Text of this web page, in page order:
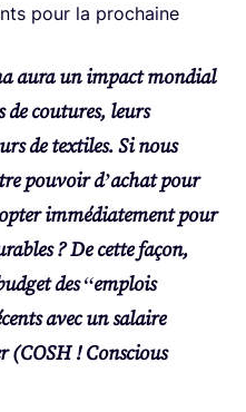
pour la pro­chaine
aura un impact mon­dial
de cou­tures, leurs
de tex­tiles. Si nous
pou­voir d’a­chat pour
immé­dia­te­ment pour
? De cette façon,
des“emplois
avec un salaire
(COSH! Conscious